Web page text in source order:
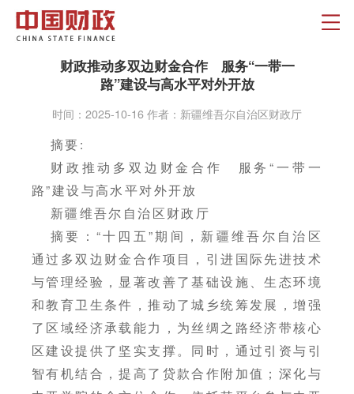
财政推动多双边财金合作 服务“一带一
路”建设与高水平对外开放
时间：2025-10-16 作者：新疆维吾尔自治区财政厅
摘要:
财政推动多双边财金合作 服务“一带一
路”建设与高水平对外开放
新疆维吾尔自治区财政厅
摘要：“十四五”期间，新疆维吾尔自治区
通过多双边财金合作项目，引进国际先进技术
与管理经验，显著改善了基础设施、生态环境
和教育卫生条件，推动了城乡统筹发展，增强
了区域经济承载能力，为丝绸之路经济带核心
区建设提供了坚实支撑。同时，通过引资与引
智有机结合，提高了贷款合作附加值；深化与